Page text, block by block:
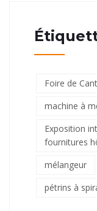
Foire de
machine à
Exposition
fournitures
mélangeur
pétrins à